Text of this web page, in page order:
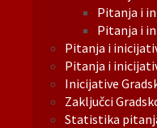
Pitanja i
Pitanja i
Pitanja i
Pitanja i
Inicijative
Zaključci
Statistika